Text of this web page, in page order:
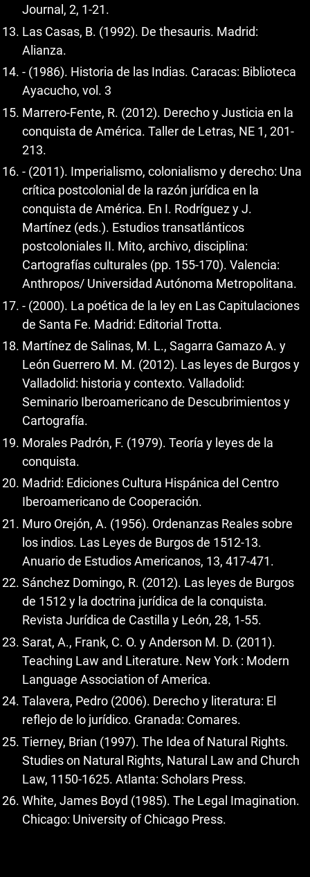
Journal, 2, 1-21.
Las Casas, B. (1992). De thesauris. Madrid:
Alianza.
- (1986). Historia de las Indias. Caracas: Biblioteca
Ayacucho, vol. 3
Marrero-Fente, R. (2012). Derecho y Justicia en la
conquista de América. Taller de Letras, NE 1, 201-
213.
- (2011). Imperialismo, colonialismo y derecho: Una
crítica postcolonial de la razón jurídica en la
conquista de América. En I. Rodríguez y J.
Martínez (eds.). Estudios transatlánticos
postcoloniales II. Mito, archivo, disciplina:
Cartografías culturales (pp. 155-170). Valencia:
Anthropos/ Universidad Autónoma Metropolitana.
- (2000). La poética de la ley en Las Capitulaciones
de Santa Fe. Madrid: Editorial Trotta.
Martínez de Salinas, M. L., Sagarra Gamazo A. y
León Guerrero M. M. (2012). Las leyes de Burgos y
Valladolid: historia y contexto. Valladolid:
Seminario Iberoamericano de Descubrimientos y
Cartografía.
Morales Padrón, F. (1979). Teoría y leyes de la
conquista.
Madrid: Ediciones Cultura Hispánica del Centro
Iberoamericano de Cooperación.
Muro Orejón, A. (1956). Ordenanzas Reales sobre
los indios. Las Leyes de Burgos de 1512-13.
Anuario de Estudios Americanos, 13, 417-471.
Sánchez Domingo, R. (2012). Las leyes de Burgos
de 1512 y la doctrina jurídica de la conquista.
Revista Jurídica de Castilla y León, 28, 1-55.
Sarat, A., Frank, C. O. y Anderson M. D. (2011).
Teaching Law and Literature. New York : Modern
Language Association of America.
Talavera, Pedro (2006). Derecho y literatura: El
reflejo de lo jurídico. Granada: Comares.
Tierney, Brian (1997). The Idea of Natural Rights.
Studies on Natural Rights, Natural Law and Church
Law, 1150-1625. Atlanta: Scholars Press.
White, James Boyd (1985). The Legal Imagination.
Chicago: University of Chicago Press.